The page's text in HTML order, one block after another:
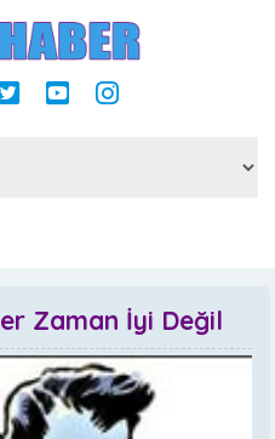
Zaman İyi Değil